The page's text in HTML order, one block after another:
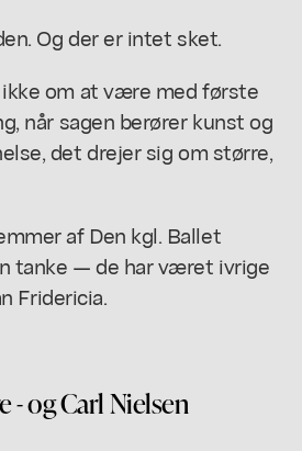
Og der er intet sket.
om at være med første
når sagen berører kunst og
det drejer sig om større,
af Den kgl. Ballet
tanke — de har været ivrige
Fridericia.
- og Carl Nielsen